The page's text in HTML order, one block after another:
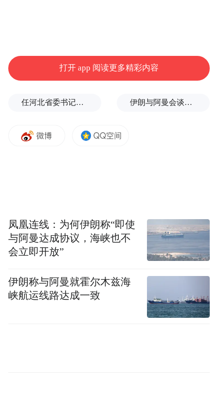
下一步，市交通运输局将持续深化与市文化
广电和旅游局的协作配合，健全常态化联合
各类违法违规行为保持高压严管态势，常态
更放心、更舒心。（来源：定州融媒）
by the user of Dafeng Hao, which is a social media
platform and merely provides information storage
space services.”
打开 app 阅读更多精彩内容
任河北省委书记后，罗文首次调研 伊朗与阿曼会谈最新细节曝光
凤凰连线：为何伊朗称“即使
与阿曼达成协议，海峡也不
会立即开放”
伊朗称与阿曼就霍尔木兹海
峡航运线路达成一致